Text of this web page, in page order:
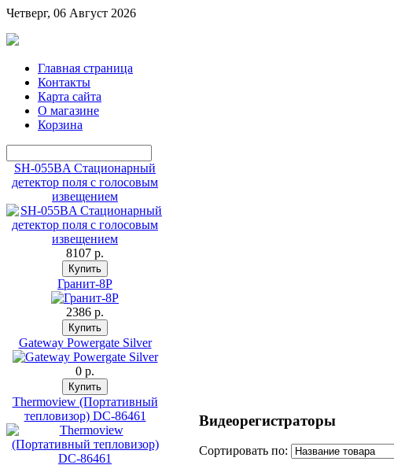
Четверг, 06 Август 2026
Главная страница
Контакты
Карта сайта
О магазине
Корзина
SH-055BA Стационарный
детектор поля с голосовым
извещением
8107 p.
Гранит-8Р
2386 p.
Gateway Powergate Silver
0 p.
Thermoview (Портативный
тепловизор) DC-86461
Видеорегистраторы
Сортировать по: